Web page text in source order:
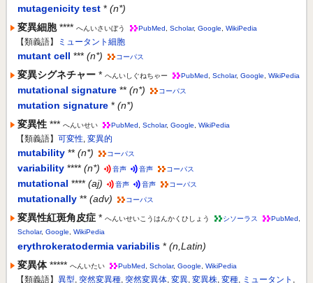
mutagenicity test * (n*)
変異細胞 **** へんいさいぼう PubMed Scholar, Google WikiPedia
【類義語】 ミュータント細胞
mutant cell *** (n*) コーパス
変異シグネチャー * へんいしぐねちゃー PubMed Scholar, Google WikiPedia
mutational signature ** (n*) コーパス
mutation signature * (n*)
変異性 *** へんいせい PubMed Scholar, Google WikiPedia
【類義語】 可変性, 変異的
mutability ** (n*) コーパス
variability **** (n*) 音声 音声 コーパス
mutational **** (aj) 音声 音声 コーパス
mutationally ** (adv) コーパス
変異性紅斑角皮症 * へんいせいこうはんかくひしょう シソーラス PubMed
Scholar, Google WikiPedia
erythrokeratodermia variabilis * (n,Latin)
変異体 ***** へんいたい PubMed Scholar, Google WikiPedia
【類義語】 異型, 突然変異種, 突然変異体, 変異, 変異株, 変種, ミュータント ,